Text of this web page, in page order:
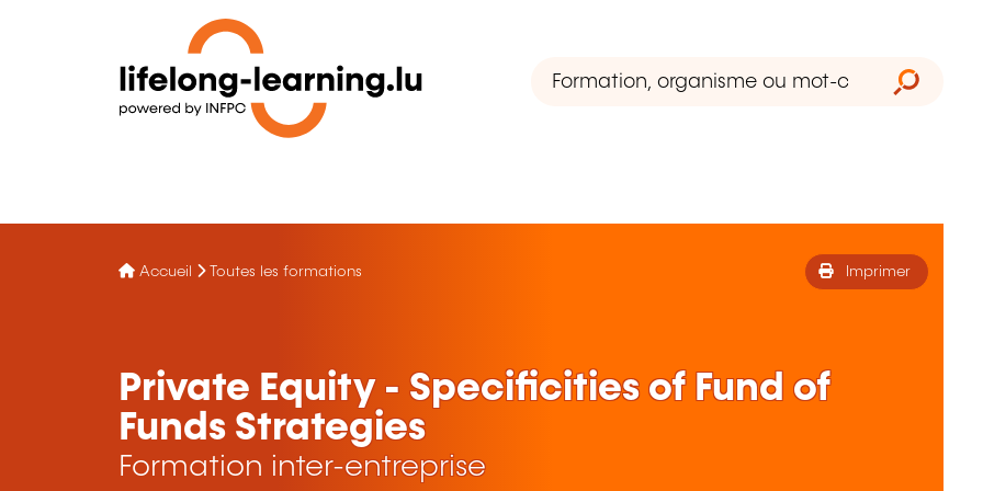
Accueil Toutes les formations Imprimer
Private Equity - Specificities of Fund of
Funds Strategies
Formation inter-entreprise